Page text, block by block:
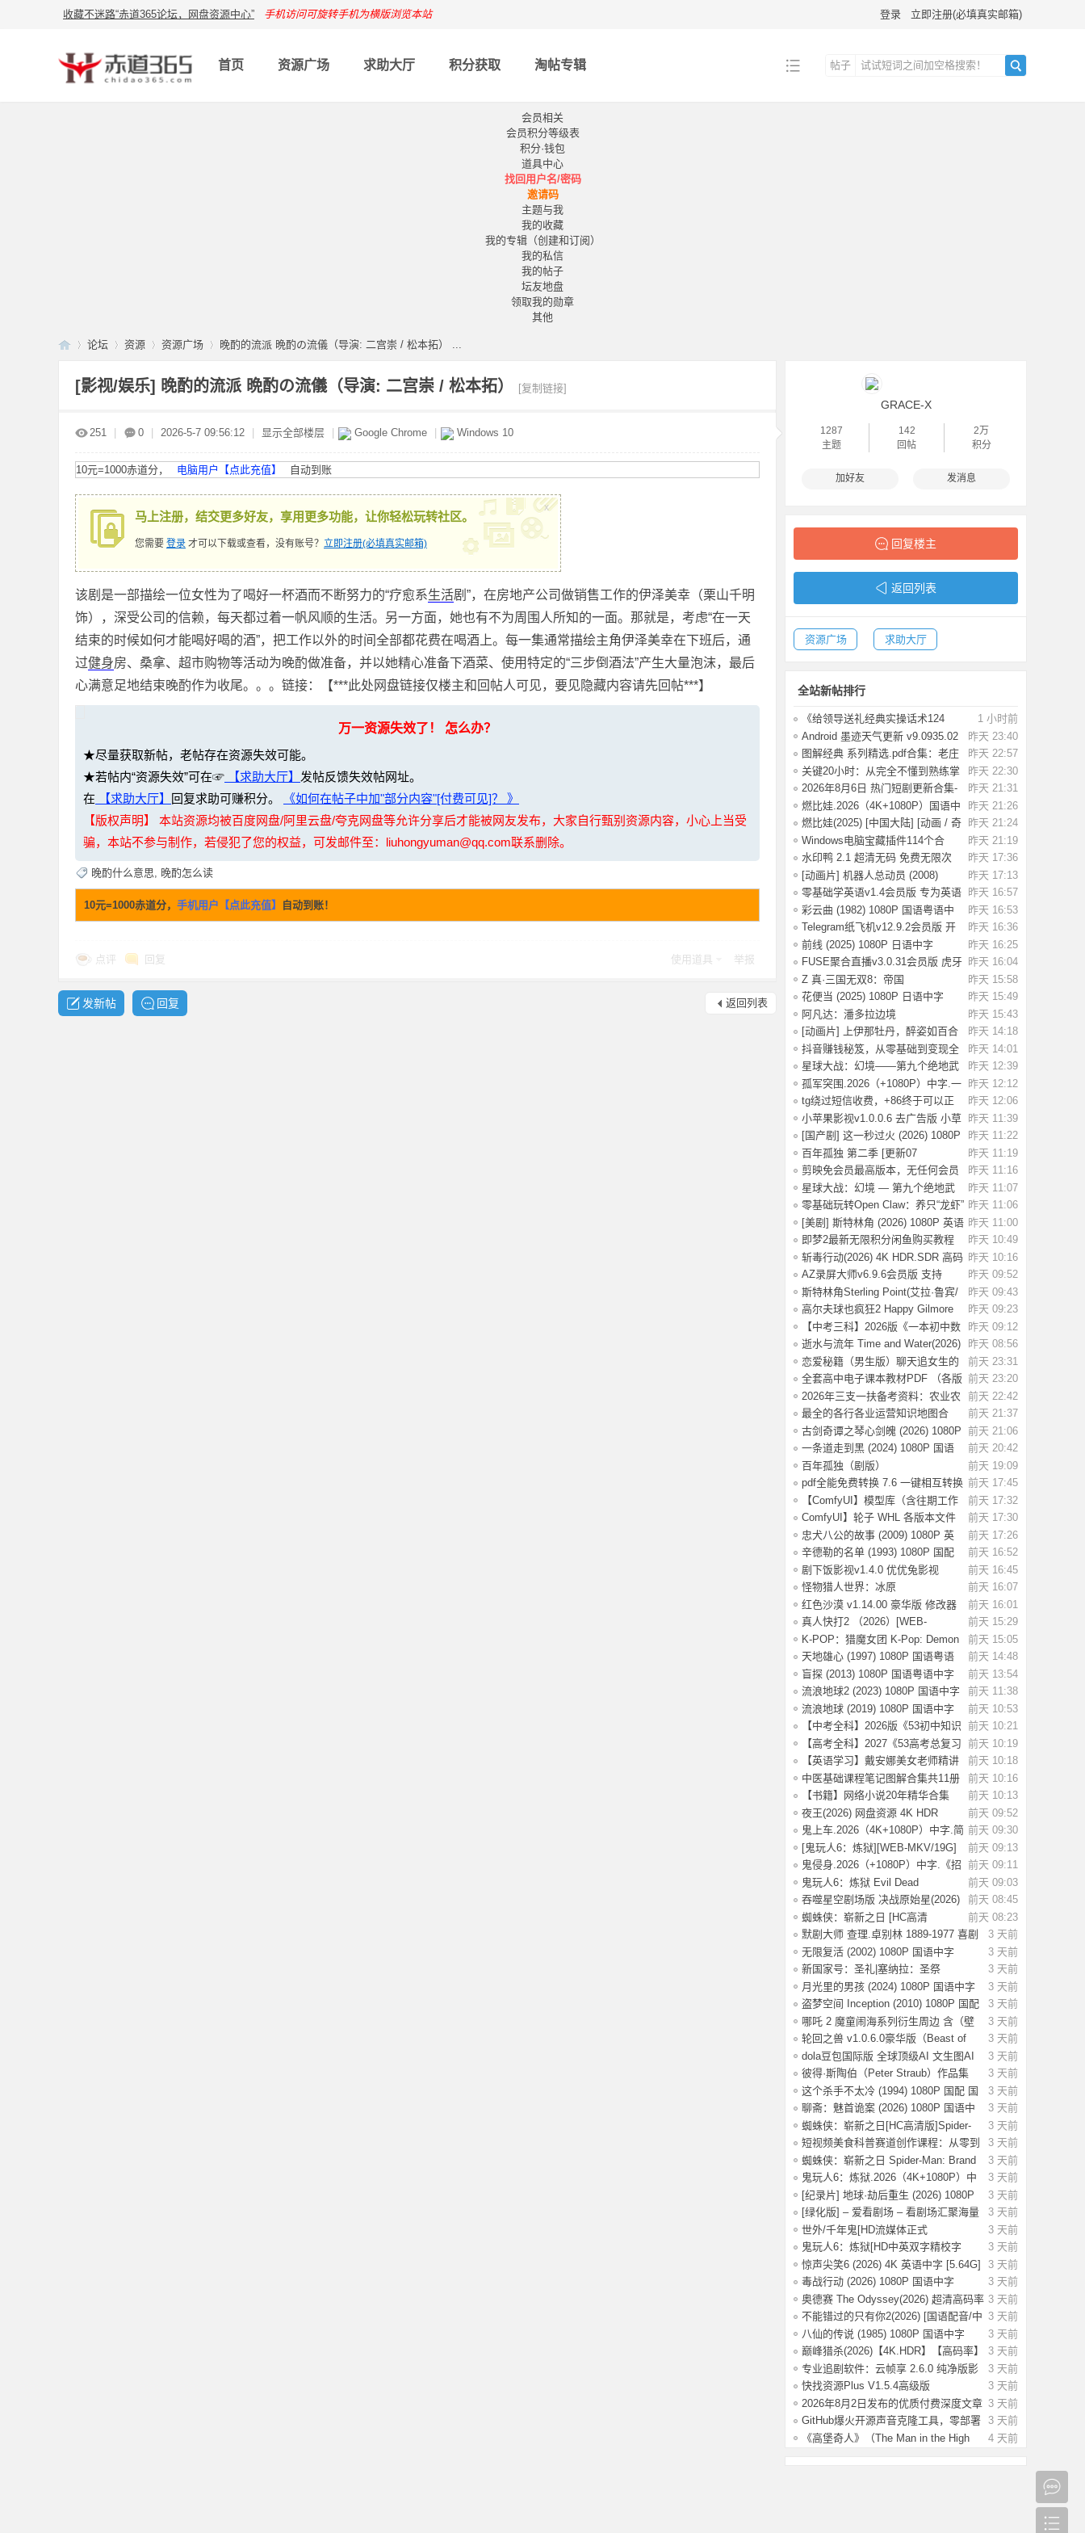
收藏不迷路“赤道365论坛，网盘资源中心” 手机访问可旋转手机为横版浏览本站 登录 立即注册(必填真实邮箱)
首页 资源广场 求助大厅 积分获取 淘帖专辑
帖子
会员相关
会员积分等级表
积分·钱包
道具中心
找回用户名/密码
邀请码
主题与我
我的收藏
我的专辑（创建和订阅）
我的私信
我的帖子
坛友地盘
领取我的勋章
其他
论坛 资源 资源广场 晚酌的流派 晩酌の流儀（导演: 二宫崇 / 松本拓） ...
[影视/娱乐] 晚酌的流派 晩酌の流儀（导演: 二宫崇 / 松本拓） [复制链接]
251 0 2026-5-7 09:56:12 显示全部楼层 Google Chrome Windows 10
10元=1000赤道分， 电脑用户【点此充值】 自动到账
马上注册，结交更多好友，享用更多功能，让你轻松玩转社区。
您需要 登录 才可以下载或查看，没有账号？ 立即注册(必填真实邮箱)
x
该剧是一部描绘一位女性为了喝好一杯酒而不断努力的“疗愈系生活剧”，在房地产公司做销售工作的伊泽美幸（栗山千明
饰），深受公司的信赖，每天都过着一帆风顺的生活。另一方面，她也有不为周围人所知的一面。那就是，考虑“在一天
结束的时候如何才能喝好喝的酒”，把工作以外的时间全部都花费在喝酒上。每一集通常描绘主角伊泽美幸在下班后，通
过健身房、桑拿、超市购物等活动为晚酌做准备，并以她精心准备下酒菜、使用特定的“三步倒酒法”产生大量泡沫，最后
心满意足地结束晚酌作为收尾。。。链接：【***此处网盘链接仅楼主和回帖人可见，要见隐藏内容请先回帖***】
万一资源失效了！ 怎么办？
★尽量获取新帖，老帖存在资源失效可能。
★若帖内“资源失效”可在☞ 【求助大厅】 发帖反馈失效帖网址。
在 【求助大厅】 回复求助可赚积分。
《如何在帖子中加"部分内容"[付费可见]？ 》
【版权声明】 本站资源均被百度网盘/阿里云盘/夸克网盘等允许分享后才能被网友发布，大家自行甄别资源内容，小心上当受
骗，本站不参与制作，若侵犯了您的权益，可发邮件至：liuhongyuman@qq.com联系删除。
晚酌什么意思, 晚酌怎么读
10元=1000赤道分， 手机用户【点此充值】 自动到账！
点评 回复 使用道具 举报
返回列表
发新帖 回复
GRACE-X
1287
主题
142
回帖
2万
积分
加好友 发消息
回复楼主
返回列表
资源广场 求助大厅
全站新帖排行
1 小时前
《给领导送礼经典实操话术124
条》：不踩红
昨天 23:40
Android 墨迹天气更新 v9.0935.02
去广告解
昨天 22:57
图解经典 系列精选.pdf合集：老庄
易经 风
昨天 22:30
关键20小时：从完全不懂到熟练掌
握一门新技
昨天 21:31
2026年8月6日 热门短剧更新合集-
海量热门
昨天 21:26
燃比娃.2026（4K+1080P）国语中
字.首部宣纸
昨天 21:24
燃比娃(2025) [中国大陆] [动画 / 奇
幻 /
昨天 21:19
Windows电脑宝藏插件114个合
集，按功能分类
昨天 17:36
水印鸭 2.1 超清无码 免费无限次
试了好多
昨天 17:13
[动画片] 机器人总动员 (2008)
1080P 国配
昨天 16:57
零基础学英语v1.4会员版 专为英语
初学者设
昨天 16:53
彩云曲 (1982) 1080P 国语粤语中
字 [2.49G]
昨天 16:36
Telegram纸飞机v12.9.2会员版 开
放注册了
昨天 16:25
前线 (2025) 1080P 日语中字
[1.74G]
昨天 16:04
FUSE聚合直播v3.0.31会员版 虎牙
斗鱼抖音快
昨天 15:58
Z 真·三国无双8：帝国
_Build.20984287 官
昨天 15:49
花便当 (2025) 1080P 日语中字
[1.83G]
昨天 15:43
阿凡达：潘多拉边境
Build.22429549（Avata
昨天 14:18
[动画片] 上伊那牡丹，醉姿如百合
(2026) 1
昨天 14:01
抖音赚钱秘笈，从零基础到变现全
解析[40.4G
昨天 12:39
星球大战：幻境——第九个绝地武
士.2026（4
昨天 12:12
孤军突围.2026（+1080P）中字.一
名军官冲出
昨天 12:06
tg绕过短信收费，+86终于可以正
常登录了
昨天 11:39
小苹果影视v1.0.0.6 去广告版 小草
影视v2.5
昨天 11:22
[国产剧] 这一秒过火 (2026) 1080P
国语中
昨天 11:19
百年孤独 第二季 [更新07
集]2026.HD1080P.X
昨天 11:16
剪映免会员最高版本，无任何会员
按钮，免会
昨天 11:07
星球大战：幻境 — 第九个绝地武
士 (2026)
昨天 11:06
零基础玩转Open Claw：养只“龙虾”
当助理
昨天 11:00
[美剧] 斯特林角 (2026) 1080P 英语
中字 (
昨天 10:49
即梦2最新无限积分闲鱼购买教程
昨天 10:16
斩毒行动(2026) 4K HDR.SDR 高码
率 【国语
昨天 09:52
AZ录屏大师v6.9.6会员版 支持
1080P/60fps
昨天 09:43
斯特林角Sterling Point(艾拉·鲁宾/
艾米丽
昨天 09:23
高尔夫球也疯狂2 Happy Gilmore
2(2025) WE
昨天 09:12
【中考三科】2026版《一本初中数
理化公式定
昨天 08:56
逝水与流年 Time and Water(2026)
【简繁英
前天 23:31
恋爱秘籍（男生版）聊天追女生的
话术技巧，
前天 23:20
全套高中电子课本教材PDF （各版
本齐全）【
前天 22:42
2026年三支一扶备考资料：农业农
村知识考前
前天 21:37
最全的各行各业运营知识地图合
集，运营人案
前天 21:06
古剑奇谭之琴心剑魄 (2026) 1080P
国语中字
前天 20:42
一条道走到黑 (2024) 1080P 国语
中字 [1.35
前天 19:09
百年孤独（剧版）
S02.2026（4K+1080P）中字
前天 17:45
pdf全能免费转换 7.6 一键相互转换
前天 17:32
【ComfyUI】模型库（含往期工作
流模型）
前天 17:30
ComfyUI】轮子 WHL 各版本文件
前天 17:26
忠犬八公的故事 (2009) 1080P 英
语中字 [2.
前天 16:52
辛德勒的名单 (1993) 1080P 国配
国语英语
前天 16:45
剧下饭影视v1.4.0 优优兔影视
v5.1.3
前天 16:07
怪物猎人世界：冰原
Build.15539686 全DLC
前天 16:01
红色沙漠 v1.14.00 豪华版 修改器
（Crimson
前天 15:29
真人快打2 （2026）[WEB-
MKV/124G][英语中
前天 15:05
K-POP：猎魔女团 K-Pop: Demon
Hunters(202
前天 14:48
天地雄心 (1997) 1080P 国语粤语
中字 [3.17
前天 13:54
盲探 (2013) 1080P 国语粤语中字
[3.64G]
前天 11:38
流浪地球2 (2023) 1080P 国语中字
[2.8G]
前天 10:53
流浪地球 (2019) 1080P 国语中字
[3.54G]
前天 10:21
【中考全科】2026版《53初中知识
清单》9科
前天 10:19
【高考全科】2027《53高考总复习
A版》9科全
前天 10:18
【英语学习】戴安娜美女老师精讲
《新概念英
前天 10:16
中医基础课程笔记图解合集共11册
前天 10:13
【书籍】网络小说20年精华合集
（都市、悬疑
前天 09:52
夜王(2026) 网盘资源 4K HDR
【6.2G] 国语/
前天 09:30
鬼上车.2026（4K+1080P）中字.简
单直白.生
前天 09:13
[鬼玩人6：炼狱][WEB-MKV/19G]
[英语/中文字
前天 09:11
鬼侵身.2026（+1080P）中字.《招
魂》特效团
前天 09:03
鬼玩人6：炼狱 Evil Dead
Burn(2026) [4K S
前天 08:45
吞噬星空剧场版 决战原始星(2026)
【4K.SDR
前天 08:23
蜘蛛侠：崭新之日 [HC高清
版]Spider-Man: B
3 天前
默剧大师 查理.卓别林 1889-1977 喜剧
电影
3 天前
无限复活 (2002) 1080P 国语中字
[3.29G]
3 天前
新国家号：圣礼|塞纳拉：圣祭
Build.244719
3 天前
月光里的男孩 (2024) 1080P 国语中字
[1.28
3 天前
盗梦空间 Inception (2010) 1080P 国配
国
3 天前
哪吒 2 魔童闹海系列衍生周边 含（壁
纸，海
3 天前
轮回之兽 v1.0.6.0豪华版（Beast of
Reinca
3 天前
dola豆包国际版 全球顶级AI 文生图AI
视频
3 天前
彼得·斯陶伯（Peter Straub）作品集
3 天前
这个杀手不太冷 (1994) 1080P 国配 国
语英
3 天前
聊斋：魅首诡案 (2026) 1080P 国语中
字 [1G
3 天前
蜘蛛侠：崭新之日[HC高清版]Spider-
Man.Bra
3 天前
短视频美食科普赛道创作课程：从零到
变现运
3 天前
蜘蛛侠：崭新之日 Spider-Man: Brand
New D
3 天前
鬼玩人6：炼狱.2026（4K+1080P）中
字.附系
3 天前
[纪录片] 地球·劫后重生 (2026) 1080P
英
3 天前
[绿化版] – 爱看剧场 – 看剧场汇聚海量
影
3 天前
世外/千年鬼[HD流媒体正式
版]Another.World
3 天前
鬼玩人6：炼狱[HD中英双字精校字
幕]Evil De
3 天前
惊声尖笑6 (2026) 4K 英语中字 [5.64G]
3 天前
毒战行动 (2026) 1080P 国语中字
[1.14G]
3 天前
奥德赛 The Odyssey(2026) 超清高码率
4K H
3 天前
不能错过的只有你2(2026) [国语配音/中
文字
3 天前
八仙的传说 (1985) 1080P 国语中字
[3.79G]
3 天前
巅峰猎杀(2026)【4K.HDR】【高码率】
【内封
3 天前
专业追剧软件：云帧享 2.6.0 纯净版影
视资
3 天前
快找资源Plus V1.5.4高级版
3 天前
2026年8月2日发布的优质付费深度文章
合集【
3 天前
GitHub爆火开源声音克隆工具，零部署
3秒音
4 天前
《高堡奇人》（The Man in the High